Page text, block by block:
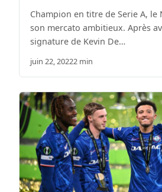
Champion en titre de Serie A,
son mercato ambitieux. Après
signature de Kevin De…
juin 22, 20222 min